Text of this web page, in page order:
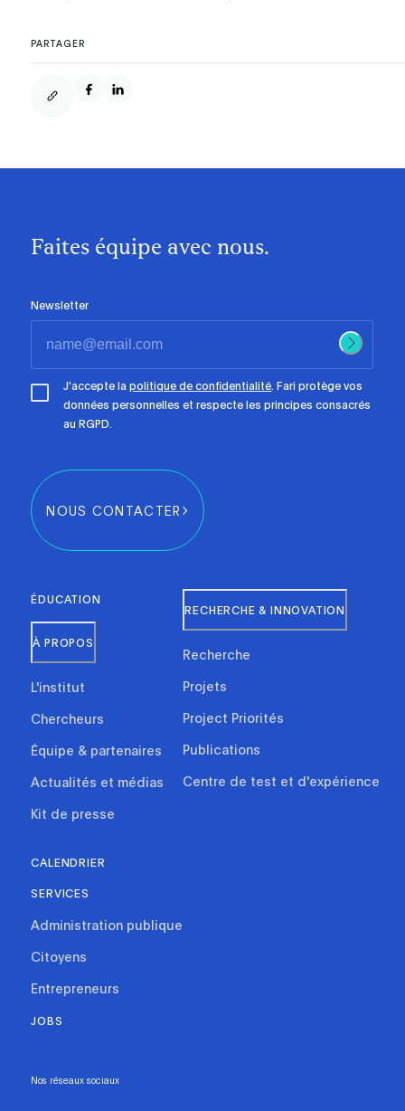
PARTAGER
Faites équipe avec nous.
Newsletter
J'accepte lapolitique de confidentialité. Fari protège vos
données personnelles et respecte les principes consacrés
au RGPD.
NOUS CONTACTER
ÉDUCATION
À PROPOS
L'institut
Chercheurs
Équipe & partenaires
Actualités et médias
Kit de presse
RECHERCHE & INNOVATION
Recherche
Projets
Project Priorités
Publications
Centre de test et d'expérience
CALENDRIER
SERVICES
Administration publique
Citoyens
Entrepreneurs
JOBS
Nos réseaux sociaux